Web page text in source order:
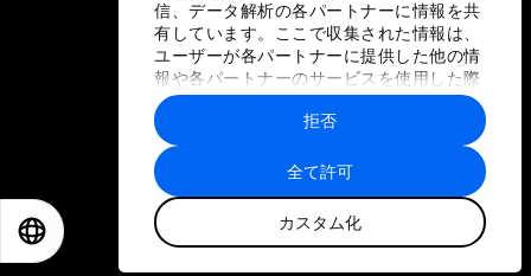
信、データ解析の各パートナーに情報を共
有しています。ここで収集された情報は、
ユーザーが各パートナーに提供した他の情
報や各パートナーのサービスを使用した際
に収集された情報と組み合わされ、各パー
トナーによって使用されることがありま
す。
全て許可
カスタム化
拒否
プライバシーポリシーと利用規約
サイトマップ
©
世界経済フォーラム